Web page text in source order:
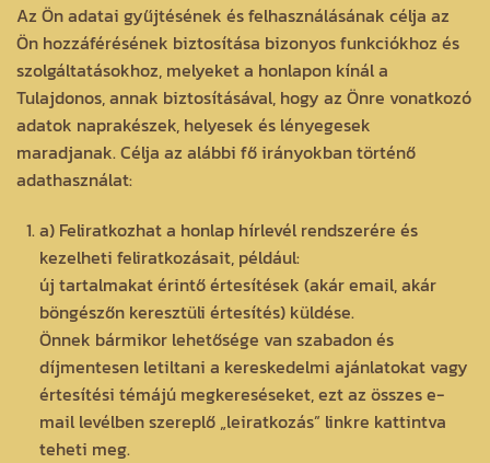
Az Ön adatai gyűjtésének és felhasználásának célja az
Ön hozzáférésének biztosítása bizonyos funkciókhoz és
szolgáltatásokhoz, melyeket a honlapon kínál a
Tulajdonos, annak biztosításával, hogy az Önre vonatkozó
adatok naprakészek, helyesek és lényegesek
maradjanak. Célja az alábbi fő irányokban történő
adathasználat:
a) Feliratkozhat a honlap hírlevél rendszerére és
kezelheti feliratkozásait, például:
új tartalmakat érintő értesítések (akár email, akár
böngészőn keresztüli értesítés) küldése.
Önnek bármikor lehetősége van szabadon és
díjmentesen letiltani a kereskedelmi ajánlatokat vagy
értesítési témájú megkereséseket, ezt az összes e-
mail levélben szereplő „leiratkozás” linkre kattintva
teheti meg.